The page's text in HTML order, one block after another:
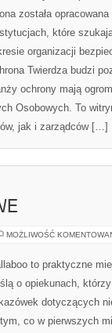
została
które
organizacji
Twierdza budzi
ochrony mają
Osobowych. To
jak i zarządców […]
MOŻLIWOŚĆ
to praktyczne
o opiekunach,
dotyczących
co w pierwszych